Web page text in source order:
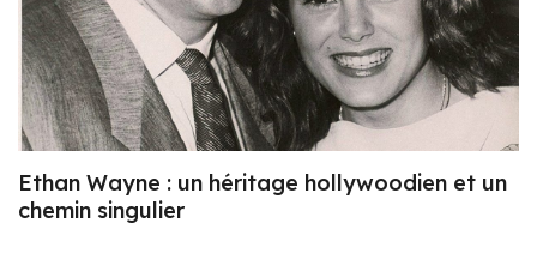
Ethan Wayne : un héritage hollywoodien et un
chemin singulier